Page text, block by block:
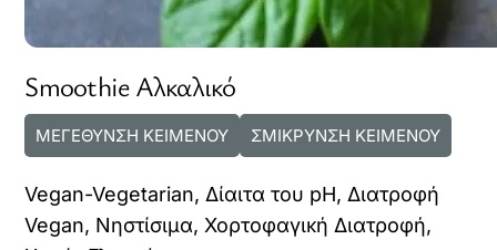
Smoothie Αλκαλικό
ΜΕΓΕΘΥΝΣΗ ΚΕΙΜΕΝΟΥ ΣΜΙΚΡΥΝΣΗ ΚΕΙΜΕΝΟΥ
Vegan-Vegetarian,Δίαιτα του pH,Διατροφή
Vegan, Νηστίσιμα,Χορτοφαγική Διατροφή,